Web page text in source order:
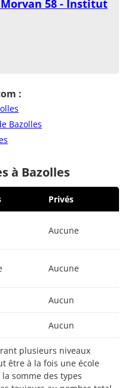
58 - Institut
:
Bazolles
à Bazolles
Privés
Aucune
Aucune
Aucun
Aucun
plusieurs niveaux
être à la fois une école
somme des types